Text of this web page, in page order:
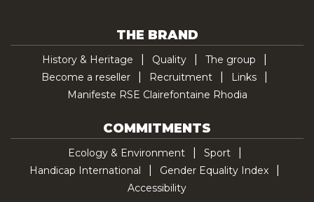
THE BRAND
History & Heritage Quality
The group
Become a reseller
Recruitment
Links
Manifeste RSE Clairefontaine Rhodia
COMMITMENTS
Ecology & Environment
Sport
Handicap International
Gender Equality Index
Accessibility